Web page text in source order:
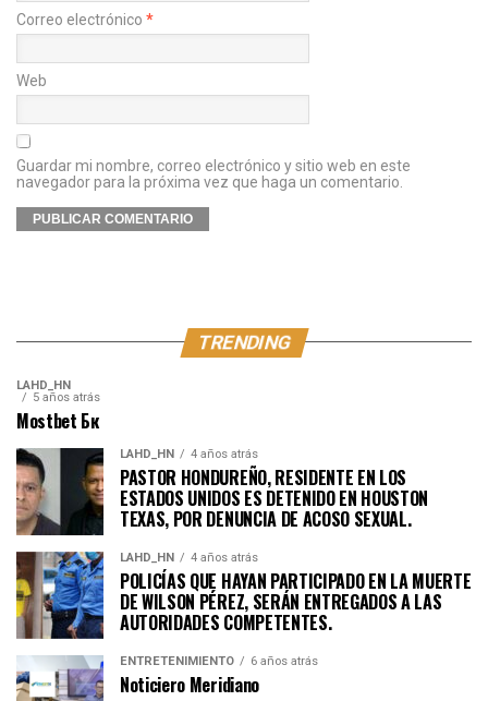
Correo electrónico *
Web
Guardar mi nombre, correo electrónico y sitio web en este
navegador para la próxima vez que haga un comentario.
TRENDING
LAHD_HN
5 años atrás
Mostbet Бк
LAHD_HN 4 años atrás
PASTOR HONDUREÑO, RESIDENTE EN LOS
ESTADOS UNIDOS ES DETENIDO EN HOUSTON
TEXAS, POR DENUNCIA DE ACOSO SEXUAL.
LAHD_HN 4 años atrás
POLICÍAS QUE HAYAN PARTICIPADO EN LA MUERTE
DE WILSON PÉREZ, SERÁN ENTREGADOS A LAS
AUTORIDADES COMPETENTES.
ENTRETENIMIENTO 6 años atrás
Noticiero Meridiano